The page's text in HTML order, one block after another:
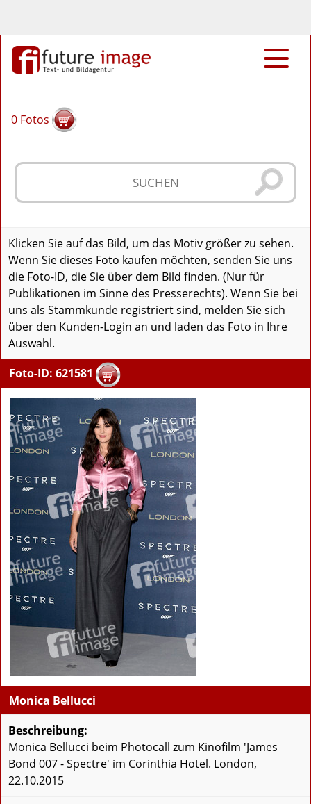
0 Fotos
Klicken Sie auf das Bild, um das Motiv größer zu sehen.
Wenn Sie dieses Foto kaufen möchten, senden Sie uns
die Foto-ID, die Sie über dem Bild finden. (Nur für
Publikationen im Sinne des Presserechts). Wenn Sie bei
uns als Stammkunde registriert sind, melden Sie sich
über den Kunden-Login an und laden das Foto in Ihre
Auswahl.
Foto-ID: 621581
Monica Bellucci
Beschreibung:
Monica Bellucci beim Photocall zum Kinofilm 'James
Bond 007 - Spectre' im Corinthia Hotel. London,
22.10.2015